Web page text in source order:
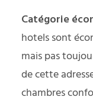
Catégorie
hotels sont
mais pas
de cette
chambres